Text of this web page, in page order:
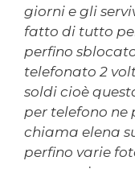
giorni e gli
fatto di tutto
perfino
telefonato 2
soldi cioè
per telefono ne
chiama elena
perfino varie